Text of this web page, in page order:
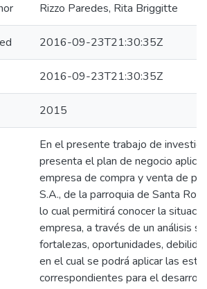
Rizzo Paredes, Rita Briggitte
2016-09-23T21:30:35Z
2016-09-23T21:30:35Z
2015
En el presente trabajo de
presenta el plan de negocio
empresa de compra y venta de
S.A., de la parroquia de Santa
lo cual permitirá conocer la
empresa, a través de un análisis
fortalezas, oportunidades,
en el cual se podrá aplicar las
correspondientes para el